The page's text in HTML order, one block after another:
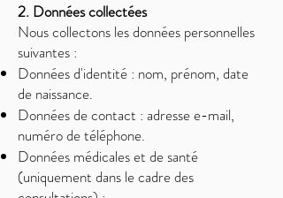
2. Données collectées
Nous collectons les données personnelles
suivantes :
Données d'identité : nom, prénom, date
de naissance.
Données de contact : adresse e-mail,
numéro de téléphone.
Données médicales et de santé
(uniquement dans le cadre des